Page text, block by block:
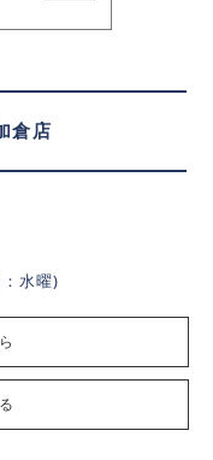
倉店
水曜)